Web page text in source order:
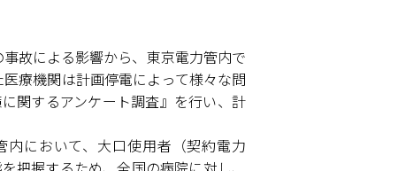
故による影響から、東京電力管内で
療機関は計画停電によって様々な問
関するアンケート調査』を行い、計
において、大口使用者（契約電力